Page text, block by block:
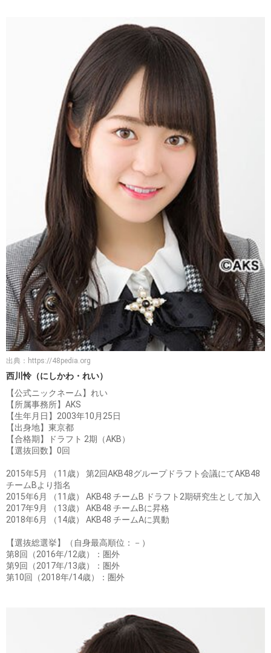
出典： https://48pedia.org
西川怜（にしかわ・れい）
【公式ニックネーム】れい
【所属事務所】AKS
【生年月日】2003年10月25日
【出身地】東京都
【合格期】ドラフト 2期（AKB）
【選抜回数】0回
2015年5月 （11歳） 第2回AKB48グループドラフト会議にてAKB48
チームBより指名
2015年6月 （11歳） AKB48 チームB ドラフト2期研究生として加入
2017年9月 （13歳） AKB48 チームBに昇格
2018年6月 （14歳） AKB48 チームAに異動
【選抜総選挙】（自身最高順位：－）
第8回（2016年/12歳）：圏外
第9回（2017年/13歳）：圏外
第10回（2018年/14歳）：圏外